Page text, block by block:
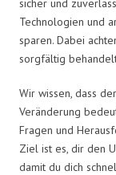
sicher und
Technologien und
sparen. Dabei
sorgfältig
Wir wissen, dass
Veränderung
Fragen und
Ziel ist es, dir den
damit du dich